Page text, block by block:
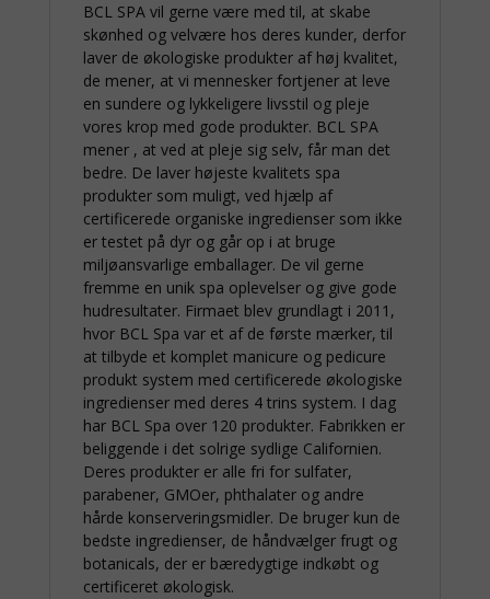
BCL SPA vil gerne være med til, at skabe
skønhed og velvære hos deres kunder, derfor
laver de økologiske produkter af høj kvalitet,
de mener, at vi mennesker fortjener at leve
en sundere og lykkeligere livsstil og pleje
vores krop med gode produkter. BCL SPA
mener , at ved at pleje sig selv, får man det
bedre. De laver højeste kvalitets spa
produkter som muligt, ved hjælp af
certificerede organiske ingredienser som ikke
er testet på dyr og går op i at bruge
miljøansvarlige emballager. De vil gerne
fremme en unik spa oplevelser og give gode
hudresultater. Firmaet blev grundlagt i 2011,
hvor BCL Spa var et af de første mærker, til
at tilbyde et komplet manicure og pedicure
produkt system med certificerede økologiske
ingredienser med deres 4 trins system. I dag
har BCL Spa over 120 produkter. Fabrikken er
beliggende i det solrige sydlige Californien.
Deres produkter er alle fri for sulfater,
parabener, GMOer, phthalater og andre
hårde konserveringsmidler. De bruger kun de
bedste ingredienser, de håndvælger frugt og
botanicals, der er bæredygtige indkøbt og
certificeret økologisk.